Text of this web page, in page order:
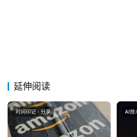
延伸阅读
时间印记 · 分享 AI技